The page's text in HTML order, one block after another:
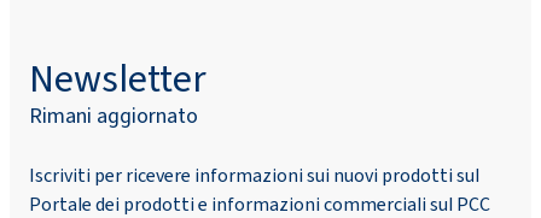
Newsletter
Rimani aggiornato
Iscriviti per ricevere informazioni sui nuovi prodotti sul
Portale dei prodotti e informazioni commerciali sul PCC